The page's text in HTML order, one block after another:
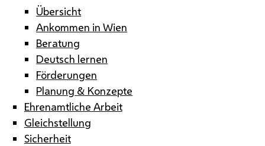
Übersicht
Ankommen in Wien
Beratung
Deutsch lernen
Förderungen
Planung & Konzepte
Ehrenamtliche Arbeit
Gleichstellung
Sicherheit